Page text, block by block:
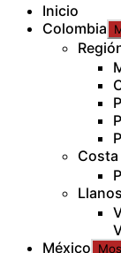
Inicio
Colombia
México